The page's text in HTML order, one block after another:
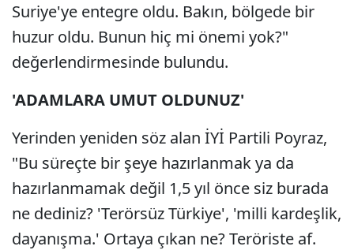
Suriye'ye entegre oldu. Bakın, bölgede bir
huzur oldu. Bunun hiç mi önemi yok?"
değerlendirmesinde bulundu.
'ADAMLARA UMUT OLDUNUZ'
Yerinden yeniden söz alan İYİ Partili Poyraz,
"Bu süreçte bir şeye hazırlanmak ya da
hazırlanmamak değil 1,5 yıl önce siz burada
ne dediniz? 'Terörsüz Türkiye', 'milli kardeşlik,
dayanışma.' Ortaya çıkan ne? Teröriste af.